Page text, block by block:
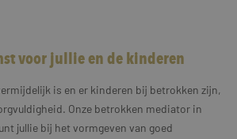
voor jullie en de kinderen
is en er kinderen bij betrokken zijn,
Onze betrokken mediator in
jullie bij het vormgeven van goed